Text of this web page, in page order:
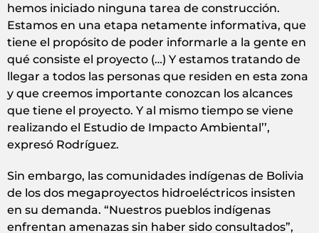
hemos iniciado ninguna tarea de construcción.
Estamos en una etapa netamente informativa, que
tiene el propósito de poder informarle a la gente en
qué consiste el proyecto (…) Y estamos tratando de
llegar a todos las personas que residen en esta zona
y que creemos importante conozcan los alcances
que tiene el proyecto. Y al mismo tiempo se viene
realizando el Estudio de Impacto Ambiental’’,
expresó Rodríguez.
Sin embargo, las comunidades indígenas de Bolivia
de los dos megaproyectos hidroeléctricos insisten
en su demanda. “Nuestros pueblos indígenas
enfrentan amenazas sin haber sido consultados”,